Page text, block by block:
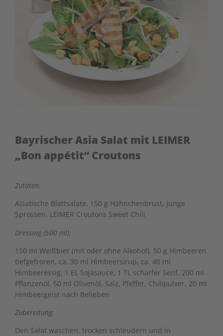
Bayrischer Asia Salat mit LEIMER
„Bon appétit“ Croutons
Zutaten:
Asiatische Blattsalate, 150 g Hähnchenbrust, Junge
Sprossen, LEIMER Croutons Sweet Chili
Dressing (500 ml):
150 ml Weißbier (mit oder ohne Alkohol), 50 g Himbeeren
tiefgefroren, ca. 30 ml Himbeersirup, ca. 40 ml
Himbeeressig, 1 EL Sojasauce, 1 TL scharfer Senf, 200 ml
Pflanzenöl, 50 ml Olivenöl, Salz, Pfeffer, Chilipulver, 20 ml
Himbeergeist nach Belieben
Zubereitung:
Den Salat waschen, trocken schleudern und in